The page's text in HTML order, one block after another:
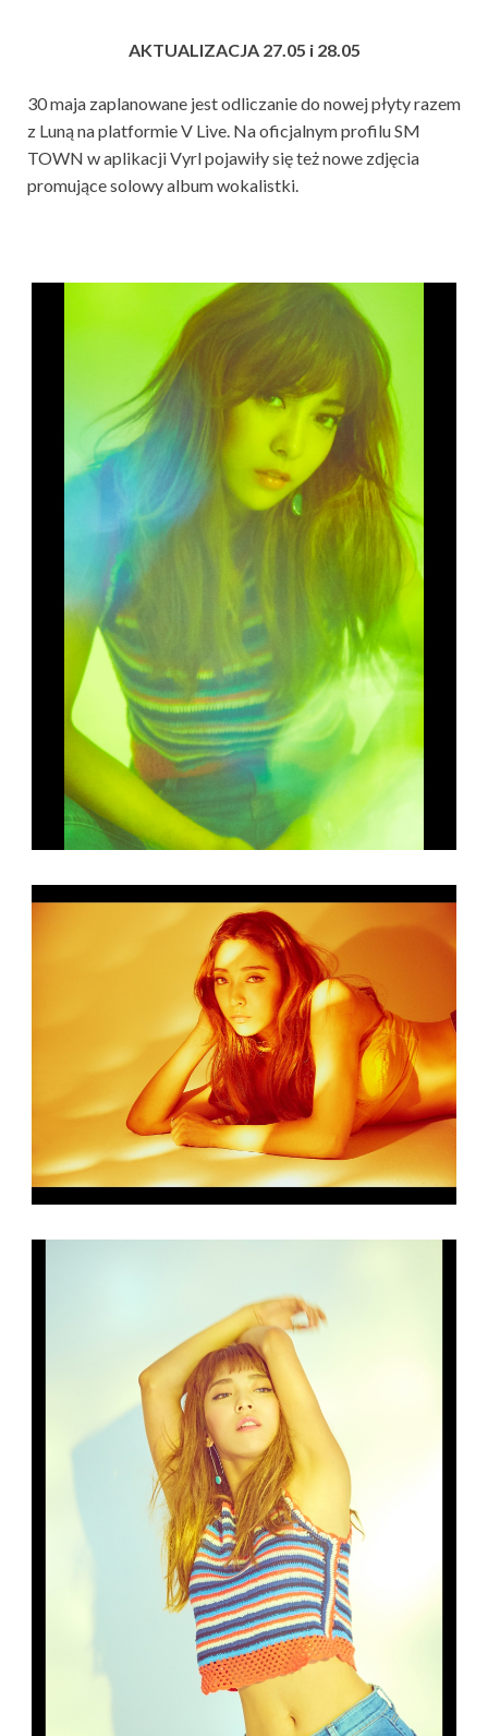
AKTUALIZACJA 27.05 i 28.05
30 maja zaplanowane jest odliczanie do nowej płyty razem
z Luną na platformie V Live. Na oficjalnym profilu SM
TOWN w aplikacji Vyrl pojawiły się też nowe zdjęcia
promujące solowy album wokalistki.